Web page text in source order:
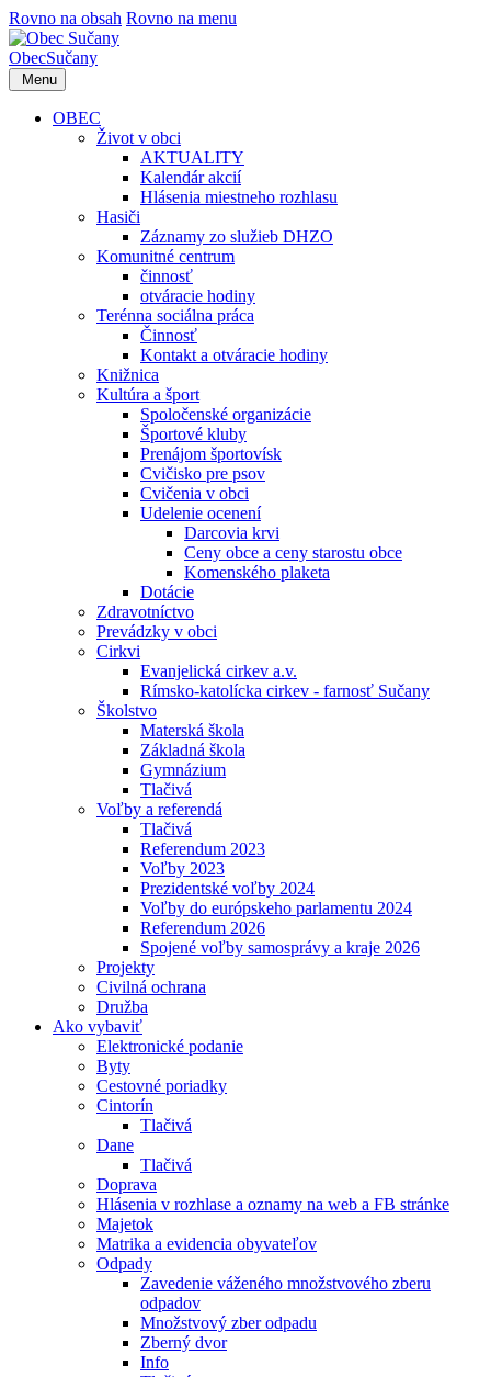
Rovno na obsah Rovno na menu
ObecSučany
Menu
OBEC
Život v obci
AKTUALITY
Kalendár akcií
Hlásenia miestneho rozhlasu
Hasiči
Záznamy zo služieb DHZO
Komunitné centrum
činnosť
otváracie hodiny
Terénna sociálna práca
Činnosť
Kontakt a otváracie hodiny
Knižnica
Kultúra a šport
Spoločenské organizácie
Športové kluby
Prenájom športovísk
Cvičisko pre psov
Cvičenia v obci
Udelenie ocenení
Darcovia krvi
Ceny obce a ceny starostu obce
Komenského plaketa
Dotácie
Zdravotníctvo
Prevádzky v obci
Cirkvi
Evanjelická cirkev a.v.
Rímsko-katolícka cirkev - farnosť Sučany
Školstvo
Materská škola
Základná škola
Gymnázium
Tlačivá
Voľby a referendá
Tlačivá
Referendum 2023
Voľby 2023
Prezidentské voľby 2024
Voľby do európskeho parlamentu 2024
Referendum 2026
Spojené voľby samosprávy a kraje 2026
Projekty
Civilná ochrana
Družba
Ako vybaviť
Elektronické podanie
Byty
Cestovné poriadky
Cintorín
Tlačivá
Dane
Tlačivá
Doprava
Hlásenia v rozhlase a oznamy na web a FB stránke
Majetok
Matrika a evidencia obyvateľov
Odpady
Zavedenie váženého množstvového zberu
odpadov
Množstvový zber odpadu
Zberný dvor
Info